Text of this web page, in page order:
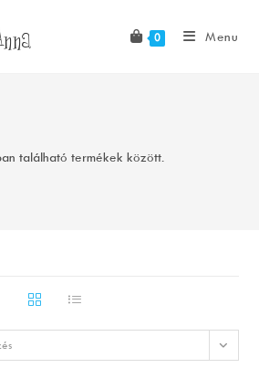
0 Menu
található termékek között.